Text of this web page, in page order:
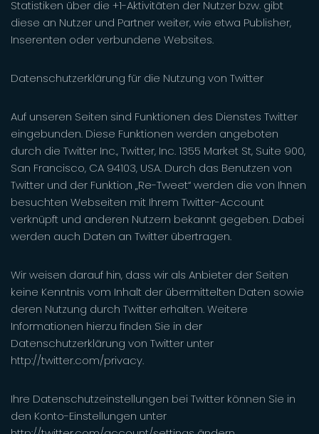
Statistiken über die +1-Aktivitäten der Nutzer bzw. gibt
diese an Nutzer und Partner weiter, wie etwa Publisher,
Inserenten oder verbundene Websites.
Datenschutzerklärung für die Nutzung von Twitter
Auf unseren Seiten sind Funktionen des Dienstes Twitter
eingebunden. Diese Funktionen werden angeboten
durch die Twitter Inc., Twitter, Inc. 1355 Market St, Suite 900,
San Francisco, CA 94103, USA. Durch das Benutzen von
Twitter und der Funktion „Re-Tweet“ werden die von Ihnen
besuchten Webseiten mit Ihrem Twitter-Account
verknüpft und anderen Nutzern bekannt gegeben. Dabei
werden auch Daten an Twitter übertragen.
Wir weisen darauf hin, dass wir als Anbieter der Seiten
keine Kenntnis vom Inhalt der übermittelten Daten sowie
deren Nutzung durch Twitter erhalten. Weitere
Informationen hierzu finden Sie in der
Datenschutzerklärung von Twitter unter
http://twitter.com/privacy.
Ihre Datenschutzeinstellungen bei Twitter können Sie in
den Konto-Einstellungen unter